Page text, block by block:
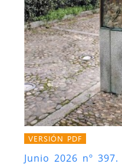
VERSIÓN PDF
Junio 2026 nº 397.